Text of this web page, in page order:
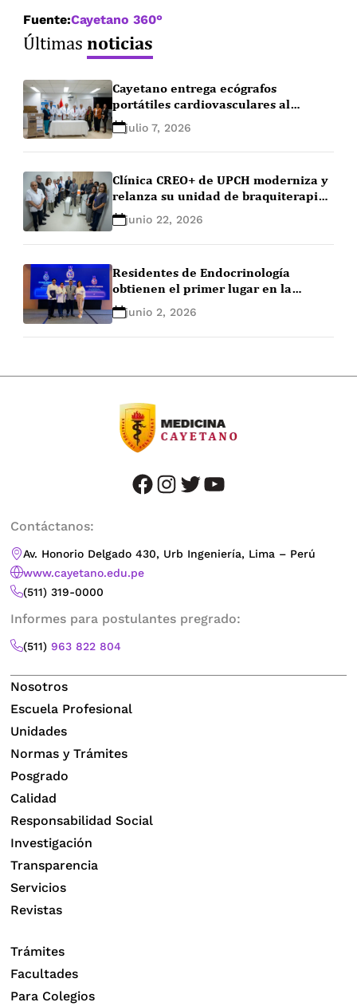
Fuente:Cayetano 360°
Últimasnoticias
Cayetano entrega ecógrafos
portátiles cardiovasculares al
Instituto Nacional Cardiovascular
para fortalecer la atención
asistencial
julio 7, 2026
Clínica CREO+ de UPCH moderniza y
relanza su unidad de braquiterapia
como único centro de
radiooncología de Lima Norte
junio 22, 2026
Residentes de Endocrinología
obtienen el primer lugar en la
EndoLeague 2026
junio 2, 2026
facebook instagram twitter youtube
Contáctanos:
Av. Honorio Delgado 430, Urb Ingeniería, Lima – Perú
www.cayetano.edu.pe
(511) 319-0000
Informes para postulantes pregrado:
(511) 963 822 804
Nosotros
Escuela Profesional
Unidades
Normas y Trámites
Posgrado
Calidad
Responsabilidad Social
Investigación
Transparencia
Servicios
Revistas
Trámites
Facultades
Para Colegios